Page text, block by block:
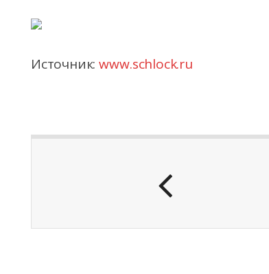
Источник:www.schlock.ru